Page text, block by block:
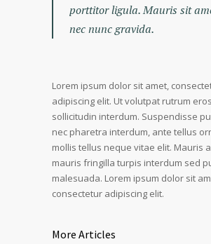
porttitor ligula. Mauris sit
nec nunc gravida.
Lorem ipsum dolor sit amet,
adipiscing elit. Ut volutpat rutrum
sollicitudin interdum. Suspendisse
nec pharetra interdum, ante tellus
mollis tellus neque vitae elit. Mauris
mauris fringilla turpis interdum sed
malesuada. Lorem ipsum dolor sit
consectetur adipiscing elit.
More Articles